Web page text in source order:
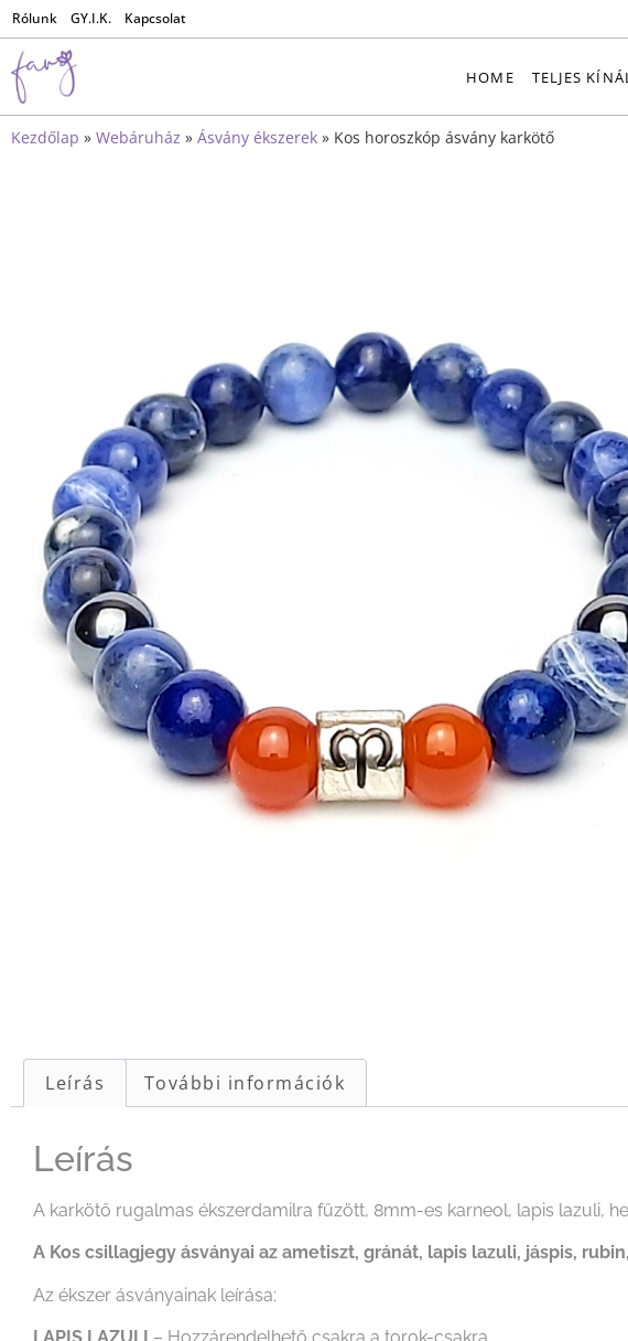
Rólunk GY.I.K. Kapcsolat
HOME TELJES
Kezdőlap » Webáruház » Ásvány ékszerek » Kos horoszkóp ásvány karkötő
Leírás További információk
Leírás
A karkötő rugalmas ékszerdamilra fűzött, 8mm-es karneol, lapis lazuli,
A Kos csillagjegy ásványai az ametiszt, gránát, lapis lazuli, jáspis,
Az ékszer ásványainak leírása: